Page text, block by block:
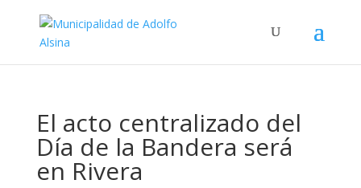
El acto centralizado del
Día de la Bandera será
en Rivera